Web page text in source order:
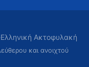
Ακτοφυλακή
και ανοιχτού